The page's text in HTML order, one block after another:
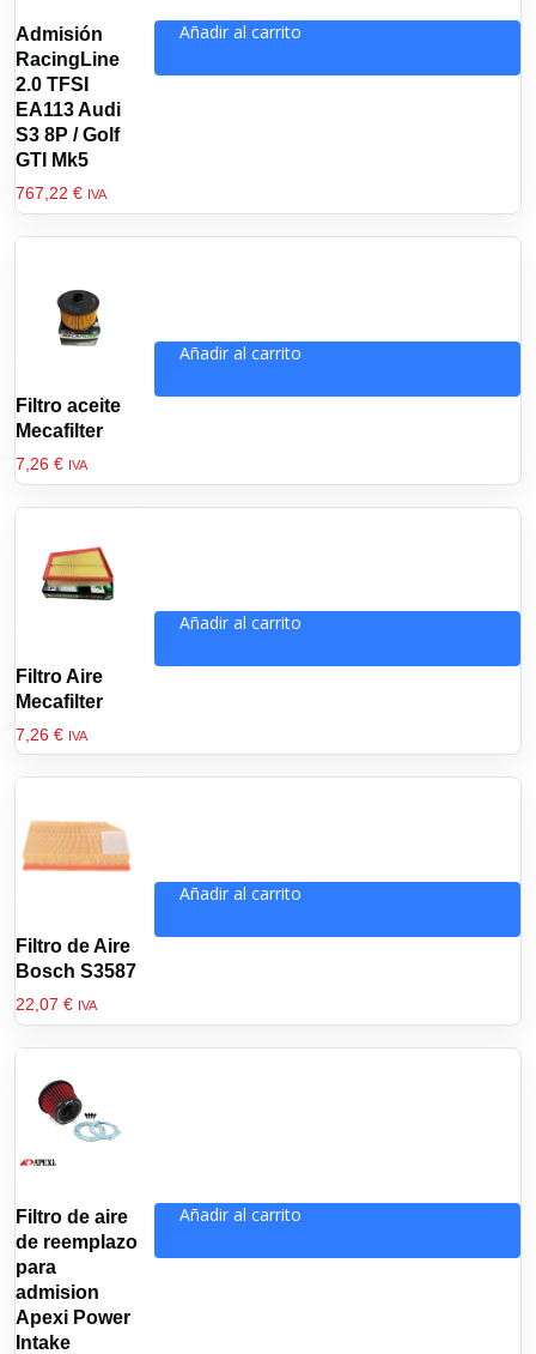
Admisión
RacingLine
2.0 TFSI
EA113 Audi
S3 8P / Golf
GTI Mk5
767,22 € IVA
Añadir al carrito
Filtro aceite
Mecafilter
7,26 € IVA
Añadir al carrito
Filtro Aire
Mecafilter
7,26 € IVA
Añadir al carrito
Filtro de Aire
Bosch S3587
22,07 € IVA
Añadir al carrito
Filtro de aire
de reemplazo
para
admision
Apexi Power
Intake
Añadir al carrito